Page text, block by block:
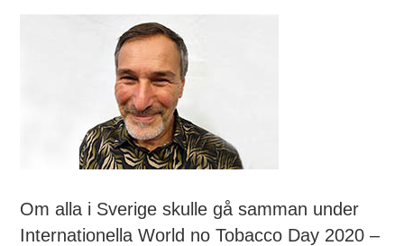
Om alla i Sverige skulle gå samman under
Internationella World no Tobacco Day 2020 –